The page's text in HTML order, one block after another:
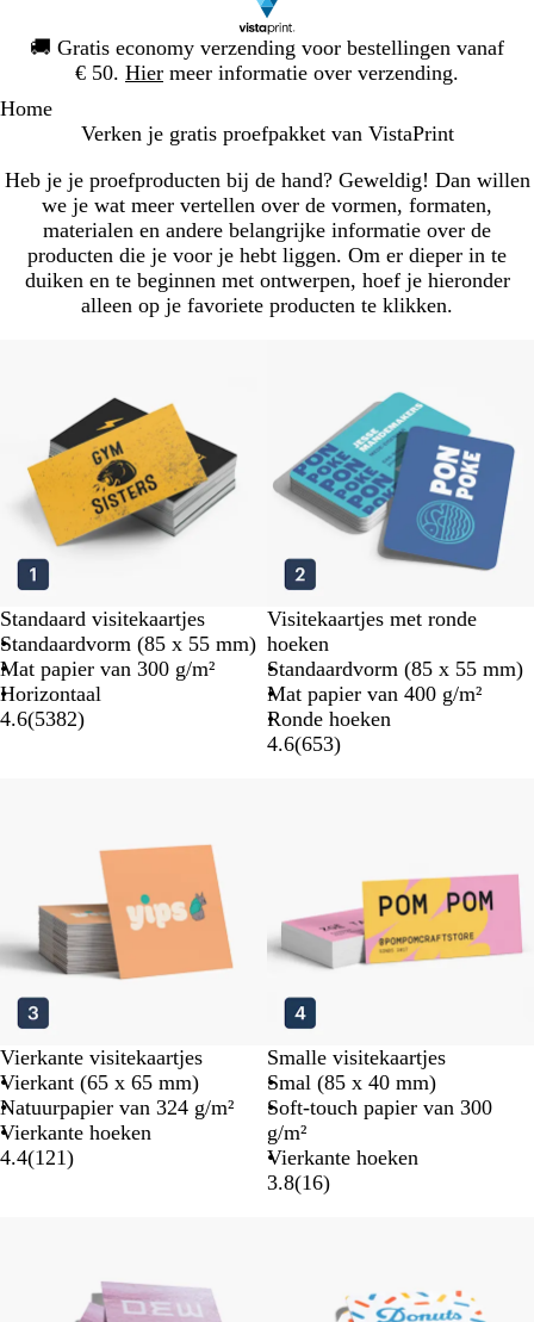
🚚 Gratis economy verzending voor bestellingen vanaf
€ 50. Hier meer informatie over verzending.
1
Home
Verken je gratis proefpakket van VistaPrint
Heb je je proefproducten bij de hand? Geweldig! Dan willen
we je wat meer vertellen over de vormen, formaten,
materialen en andere belangrijke informatie over de
producten die je voor je hebt liggen. Om er dieper in te
duiken en te beginnen met ontwerpen, hoef je hieronder
alleen op je favoriete producten te klikken.
Standaard visitekaartjes
Standaardvorm (85 x 55 mm)
Mat papier van 300 g/m²
Horizontaal
4.6(5382)
Visitekaartjes met ronde
hoeken
Standaardvorm (85 x 55 mm)
Mat papier van 400 g/m²
Ronde hoeken
4.6(653)
Vierkante visitekaartjes
Vierkant (65 x 65 mm)
Natuurpapier van 324 g/m²
Vierkante hoeken
4.4(121)
Smalle visitekaartjes
Smal (85 x 40 mm)
Soft-touch papier van 300
g/m²
Vierkante hoeken
3.8(16)